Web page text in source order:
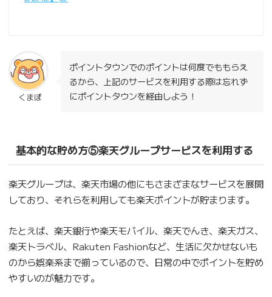
くまぽ
ポイントタウンでのポイントは何度でももらえ
るから、上記のサービスを利用する際は忘れず
にポイントタウンを経由しよう！
基本的な貯め方⑤楽天グループサービスを利用する
楽天グループは、楽天市場の他にもさまざまなサービスを展開
しており、それらを利用しても楽天ポイントが貯まります。
たとえば、楽天銀行や楽天モバイル、楽天でんき、楽天ガス、
楽天トラベル、Rakuten Fashionなど、生活に欠かせないも
のから娯楽系まで揃っているので、日常の中でポイントを貯め
やすいのが魅力です。